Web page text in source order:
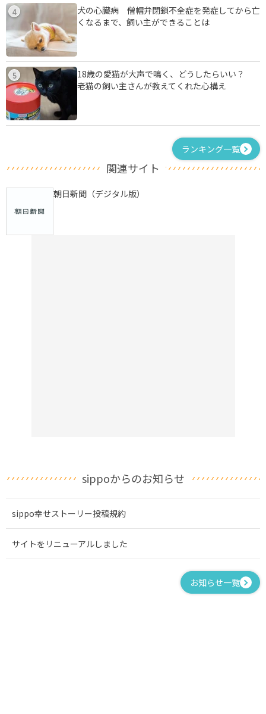
4
犬の心臓病 僧帽弁閉鎖不全症を発症してから亡
くなるまで、飼い主ができることは
5
18歳の愛猫が大声で鳴く、どうしたらいい？
老猫の飼い主さんが教えてくれた心構え
ランキング一覧
関連サイト
朝日新聞（デジタル版）
sippoからのお知らせ
sippo幸せストーリー投稿規約
サイトをリニューアルしました
お知らせ一覧